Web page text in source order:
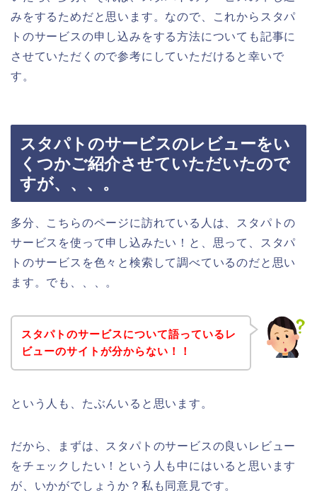
みをするためだと思います。なので、これからスタパ
トのサービスの申し込みをする方法についても記事に
させていただくので参考にしていただけると幸いで
す。
スタパトのサービスのレビューをい
くつかご紹介させていただいたので
すが、、、。
多分、こちらのページに訪れている人は、スタパトの
サービスを使って申し込みたい！と、思って、スタパ
トのサービスを色々と検索して調べているのだと思い
ます。でも、、、。
スタパトのサービスについて語っているレ
ビューのサイトが分からない！！
という人も、たぶんいると思います。
だから、まずは、スタパトのサービスの良いレビュー
をチェックしたい！という人も中にはいると思います
が、いかがでしょうか？私も同意見です。